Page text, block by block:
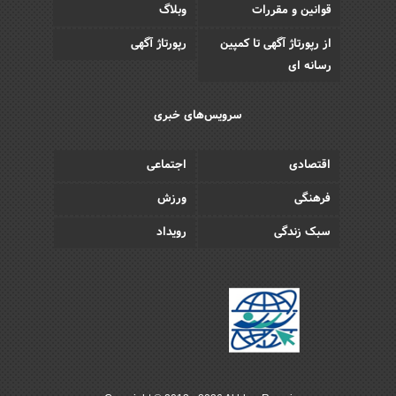
قوانین و مقررات
وبلاگ
از رپورتاژ آگهی تا کمپین
رسانه ای
رپورتاژ آگهی
سرویس‌های خبری
اقتصادی
اجتماعی
فرهنگی
ورزش
سبک زندگی
رویداد